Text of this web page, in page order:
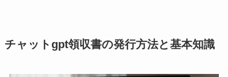
チャットgpt領収書の発行方法と基本知識